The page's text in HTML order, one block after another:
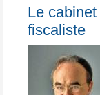
Le
fiscaliste